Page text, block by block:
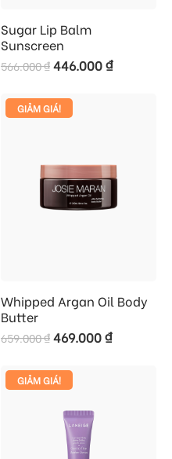
Sugar Lip Balm
Sunscreen
566.000₫446.000₫
GIẢM GIÁ!
Whipped Argan Oil Body
Butter
659.000₫469.000₫
GIẢM GIÁ!